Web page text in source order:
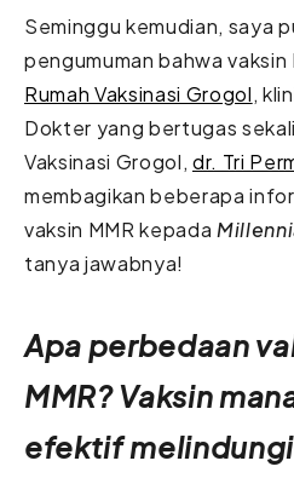
Seminggu kemudian, saya
pengumuman bahwa
Rumah Vaksinasi Grogol,
Dokter yang bertugas
Vaksinasi Grogol, dr. Tri
membagikan beberapa
vaksin MMR kepada
tanya jawabnya!
Apa perbedaan
MMR? Vaksin
efektif